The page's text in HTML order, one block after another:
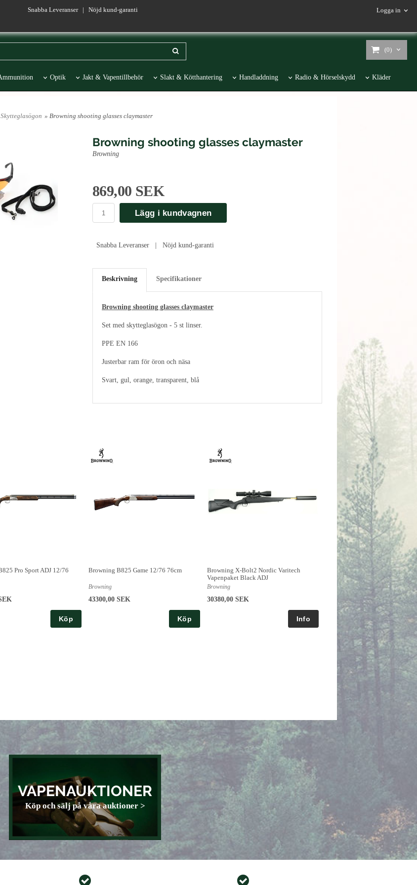
Snabba Leveranser | Nöjd kund-garanti Logga in
(0)
Optik Jakt & Vapentillbehör Slakt & Kötthantering Handladdning Radio & Hörselskydd Kläder
Skytteglasögon » Browning shooting glasses claymaster
Browning shooting glasses claymaster
Browning
869,00 SEK
Lägg i kundvagnen
Snabba Leveranser | Nöjd kund-garanti
Beskrivning Specifikationer
Browning shooting glasses claymaster
Set med skytteglasögon - 5 st linser.
PPE EN 166
Justerbar ram för öron och näsa
Svart, gul, orange, transparent, blå
Pro Sport ADJ 12/76
Köp
Browning B825 Game 12/76 76cm
Browning
43300,00 SEK
Köp
Browning X-Bolt2 Nordic Varitech
Vapenpaket Black ADJ
Browning
30380,00 SEK
VAPENAUKTIONER
Köp och sälj på våra auktioner >